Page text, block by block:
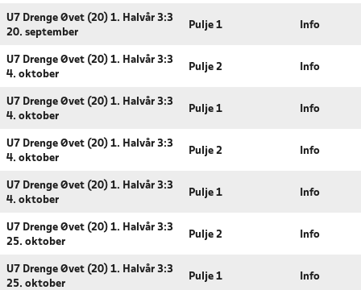
U7 Drenge Øvet (20) 1. Halvår 3:3
20. september
Pulje 1 Info
U7 Drenge Øvet (20) 1. Halvår 3:3
4. oktober
Pulje 2 Info
U7 Drenge Øvet (20) 1. Halvår 3:3
4. oktober
Pulje 1 Info
U7 Drenge Øvet (20) 1. Halvår 3:3
4. oktober
Pulje 2 Info
U7 Drenge Øvet (20) 1. Halvår 3:3
4. oktober
Pulje 1 Info
U7 Drenge Øvet (20) 1. Halvår 3:3
25. oktober
Pulje 2 Info
U7 Drenge Øvet (20) 1. Halvår 3:3
25. oktober
Pulje 1 Info